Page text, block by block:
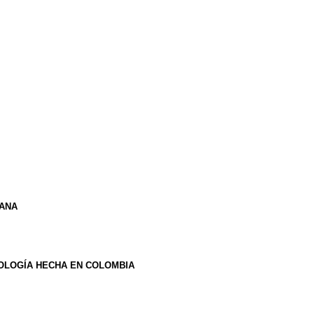
HECHA EN COLOMBIA